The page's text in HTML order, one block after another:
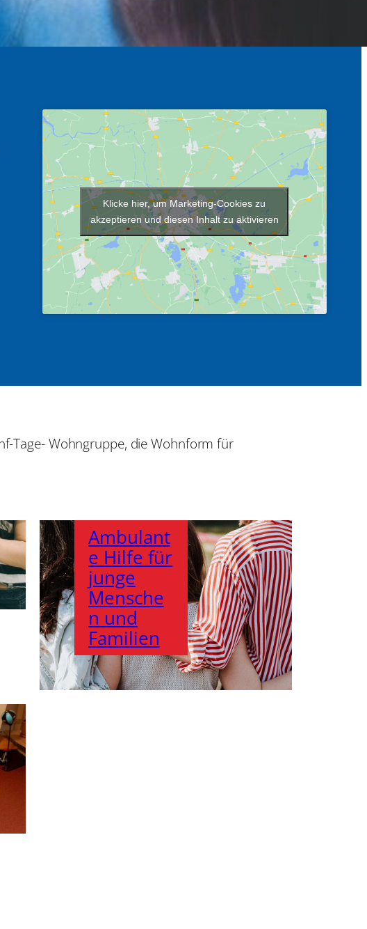
Klicke hier, um Marketing-Cookies zu
akzeptieren und diesen Inhalt zu aktivieren
Tage- Wohngruppe, die Wohnform für
Ambulant
e Hilfe für
junge
Mensche
n und
Familien